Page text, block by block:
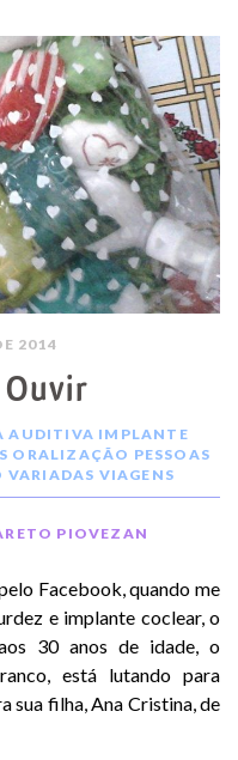
2014
AUDITIVA IMPLANTE
ORALIZAÇÃO PESSOAS
VARIADAS VIAGENS
PIOVEZAN
Facebook, quando me
e implante coclear, o
30 anos de idade, o
está lutando para
sua filha, Ana Cristina, de